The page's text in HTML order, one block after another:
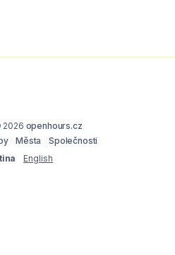
2026 openhours.cz
Města
Společnosti
English